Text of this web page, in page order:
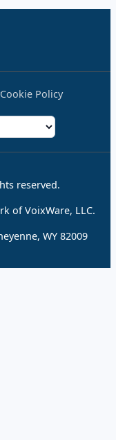
Cookie Policy
reserved.
of VoixWare, LLC.
WY 82009